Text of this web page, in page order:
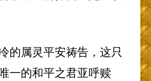
的属灵平安祷告，这只
一的和平之君亚呼赎